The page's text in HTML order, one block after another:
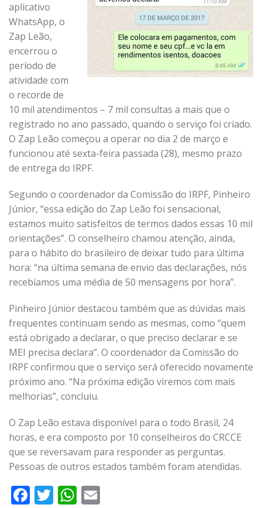
aplicativo
WhatsApp, o
Zap Leão,
encerrou o
período de
atividade com
o recorde de
10 mil atendimentos – 7 mil consultas a mais que o
registrado no ano passado, quando o serviço foi criado.
O Zap Leão começou a operar no dia 2 de março e
funcionou até sexta-feira passada (28), mesmo prazo
de entrega do IRPF.
Segundo o coordenador da Comissão do IRPF, Pinheiro
Júnior, “essa edição do Zap Leão foi sensacional,
estamos muito satisfeitos de termos dados essas 10 mil
orientações”. O conselheiro chamou atenção, ainda,
para o hábito do brasileiro de deixar tudo para última
hora: “na última semana de envio das declarações, nós
recebíamos uma média de 50 mensagens por hora”.
Pinheiro Júnior destacou também que as dúvidas mais
frequentes continuam sendo as mesmas, como “quem
está obrigado a declarar, o que preciso declarar e se
MEI precisa declara”. O coordenador da Comissão do
IRPF confirmou que o serviço será oferecido novamente
próximo ano. “Na próxima edição viremos com mais
melhorias”, concluiu.
O Zap Leão estava disponível para o todo Brasil, 24
horas, e era composto por 10 conselheiros do CRCCE
que se reversavam para responder as perguntas.
Pessoas de outros estados também foram atendidas.
Facebook
TwitterWhatsApp